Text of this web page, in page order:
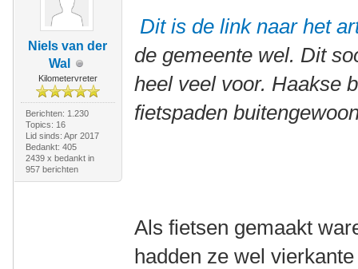
Niels van der
Wal
Kilometervreter
Berichten: 1.230
Topics: 16
Lid sinds: Apr 2017
Bedankt: 405
2439 x bedankt in
957 berichten
Dit is de link naar het
de gemeente wel. Dit
heel veel voor. Haakse
fietspaden
Als fietsen gemaakt
hadden ze wel